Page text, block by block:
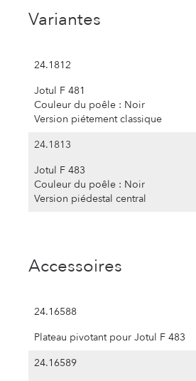
Variantes
24.1812
Jotul F 481
Couleur du poêle : Noir
Version piétement classique
24.1813
Jotul F 483
Couleur du poêle : Noir
Version piédestal central
Accessoires
24.16588
Plateau pivotant pour Jotul F 483
24.16589